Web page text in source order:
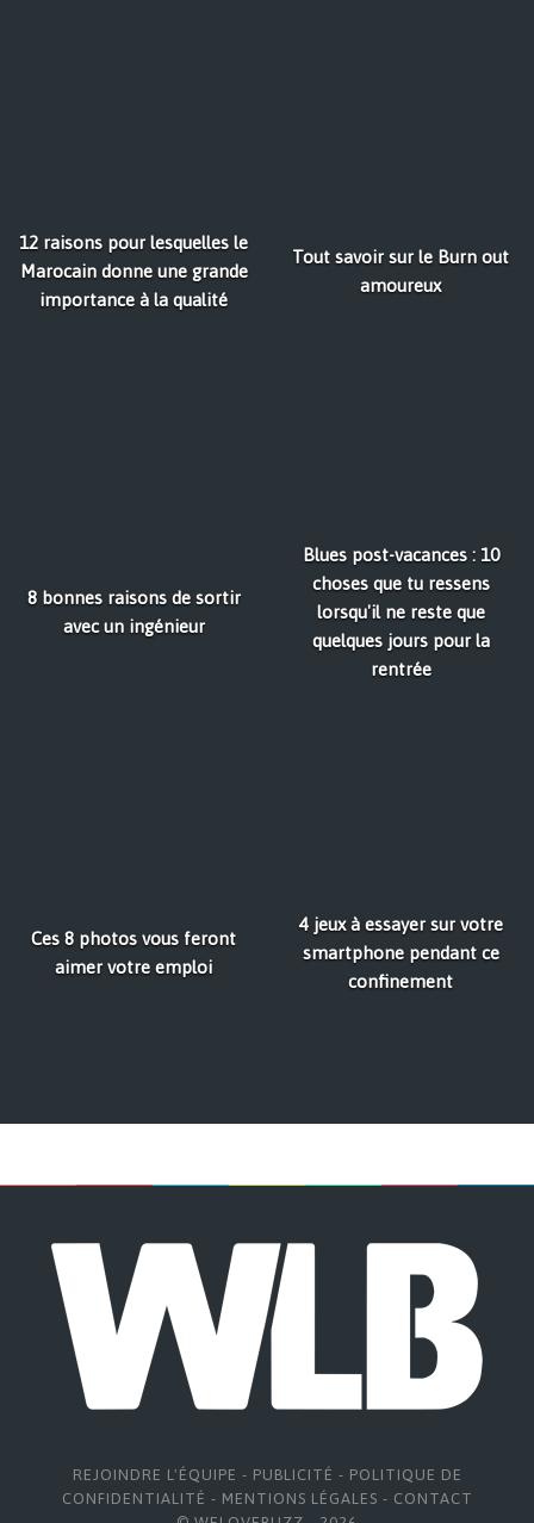
12 raisons pour lesquelles le
Marocain donne une grande
importance à la qualité
Tout savoir sur le Burn out
amoureux
8 bonnes raisons de sortir
avec un ingénieur
Blues post-vacances : 10
choses que tu ressens
lorsqu'il ne reste que
quelques jours pour la
rentrée
Ces 8 photos vous feront
aimer votre emploi
4 jeux à essayer sur votre
smartphone pendant ce
confinement
REJOINDRE L'ÉQUIPE - PUBLICITÉ - POLITIQUE DE
CONFIDENTIALITÉ - MENTIONS LÉGALES - CONTACT